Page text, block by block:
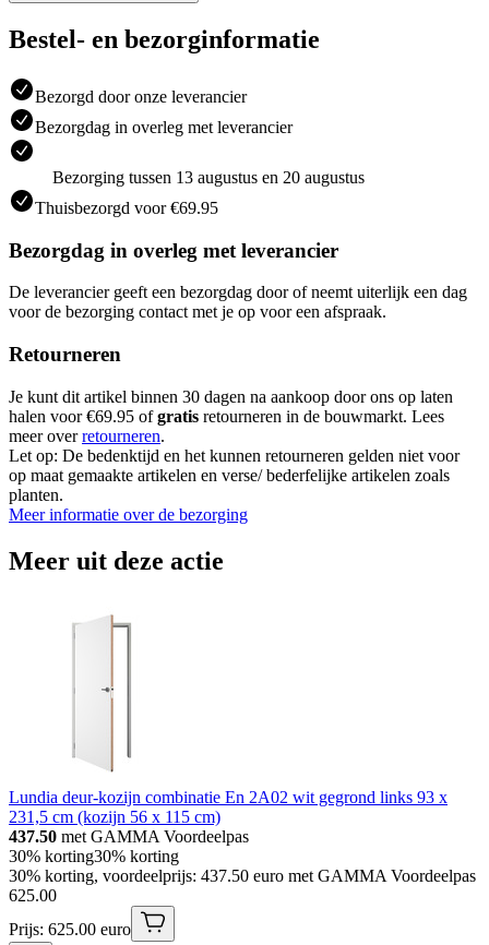
Bestel- en bezorginformatie
Bezorgd door onze leverancier
Bezorgdag in overleg met leverancier
Bezorging tussen 13 augustus en 20 augustus
Thuisbezorgd voor €69.95
Bezorgdag in overleg met leverancier
De leverancier geeft een bezorgdag door of neemt uiterlijk een dag
voor de bezorging contact met je op voor een afspraak.
Retourneren
Je kunt dit artikel binnen 30 dagen na aankoop door ons op laten
halen voor €69.95 ofgratis retourneren in de bouwmarkt. Lees
meer overretourneren.
Let op: De bedenktijd en het kunnen retourneren gelden niet voor
op maat gemaakte artikelen en verse/ bederfelijke artikelen zoals
planten.
Meer informatie over de bezorging
Meer uit deze actie
Lundia deur-kozijn combinatie En 2A02 wit gegrond links 93 x
231,5 cm (kozijn 56 x 115 cm)
437.50 met GAMMA Voordeelpas
30% korting30% korting
30% korting, voordeelprijs: 437.50 euro met GAMMA Voordeelpas
625.00
Prijs: 625.00 euro